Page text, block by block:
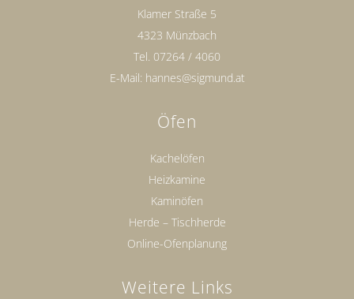
Klamer Straße 5
4323 Münzbach
Tel. 07264 / 4060
E-Mail: hannes@sigmund.at
Öfen
Kachelöfen
Heizkamine
Kaminöfen
Herde – Tischherde
Online-Ofenplanung
Weitere Links